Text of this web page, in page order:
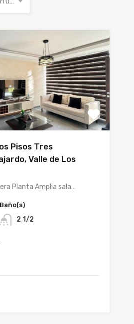
Pisos Tres
Valle de Los
Planta Amplia sala…
Baño(s)
2 1/2